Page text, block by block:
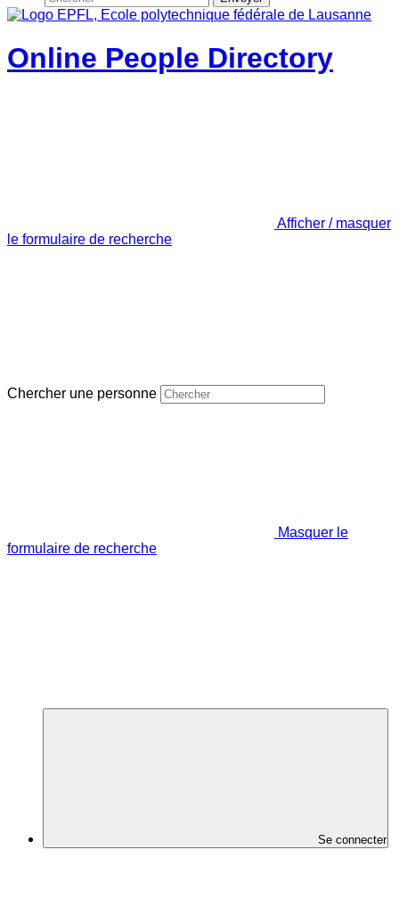
Online People Directory
Afficher / masquer
le formulaire de recherche
Chercher une personne
Masquer le
formulaire de recherche
Se connecter